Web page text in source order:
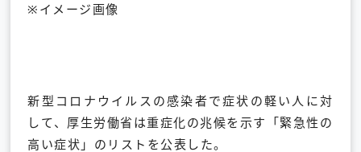
※イメージ画像
新型コロナウイルスの感染者で症状の軽い人に対
して、厚生労働省は重症化の兆候を示す「緊急性の
高い症状」のリストを公表した。